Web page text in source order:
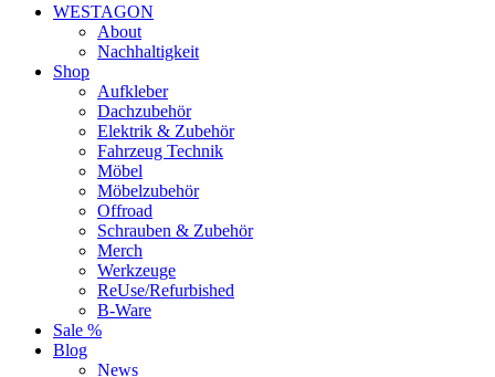
WESTAGON
About
Nachhaltigkeit
Shop
Aufkleber
Dachzubehör
Elektrik & Zubehör
Fahrzeug Technik
Möbel
Möbelzubehör
Offroad
Schrauben & Zubehör
Merch
Werkzeuge
ReUse/Refurbished
B-Ware
Sale %
Blog
News